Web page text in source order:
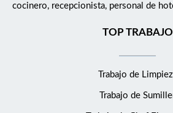
cocinero, recepcionista, personal de
TOP TRABAJO
Trabajo de
Trabajo de